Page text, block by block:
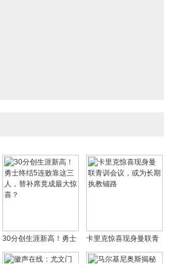
30分创生涯新高！勇士
终结5连败靠这三人，替
卡里克惊喜现身曼联青
训会议，或为长期执教